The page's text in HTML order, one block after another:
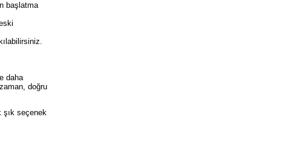
başlatma
daha
doğru
şık seçenek